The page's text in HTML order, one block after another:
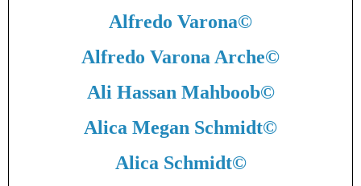
Alfredo Varona©
Alfredo Varona Arche©
Ali Hassan Mahboob©
Alica Megan Schmidt©
Alica Schmidt©